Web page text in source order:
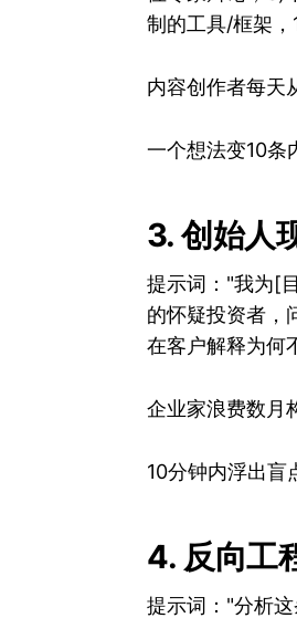
制的工具/框架
内容创作者每天
一个想法变10条
3. 创始人
提示词："我为[
的怀疑投资者，
在客户解释为何
企业家浪费数月
10分钟内浮出盲
4. 反向工
提示词："分析